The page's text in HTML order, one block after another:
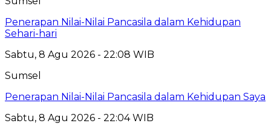
Penerapan Nilai-Nilai Pancasila dalam Kehidupan
Sehari-hari
Sabtu, 8 Agu 2026 - 22:08 WIB
Sumsel
Penerapan Nilai-Nilai Pancasila dalam Kehidupan Saya
Sabtu, 8 Agu 2026 - 22:04 WIB